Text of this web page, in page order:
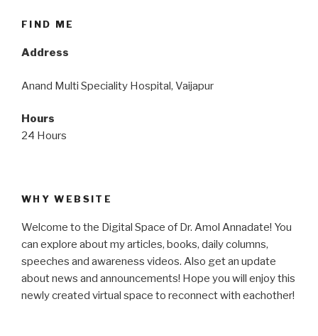
FIND ME
Address
Anand Multi Speciality Hospital, Vaijapur
Hours
24 Hours
WHY WEBSITE
Welcome to the Digital Space of Dr. Amol Annadate! You
can explore about my articles, books, daily columns,
speeches and awareness videos. Also get an update
about news and announcements! Hope you will enjoy this
newly created virtual space to reconnect with eachother!